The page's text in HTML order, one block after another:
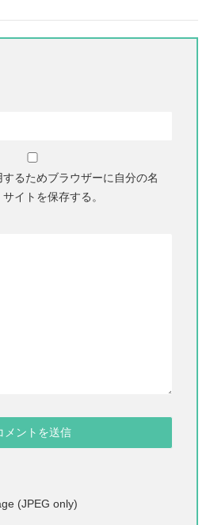
るためブラウザーに自分の名
イトを保存する。
(JPEG only)